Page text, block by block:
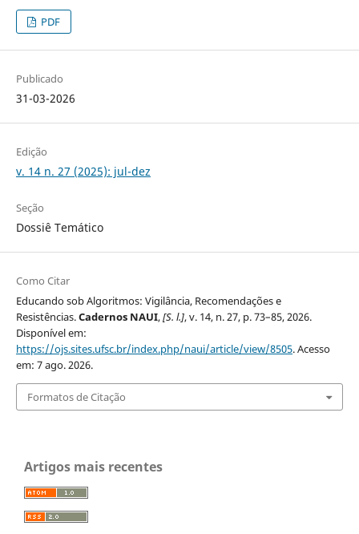
PDF
Publicado
31-03-2026
Edição
v. 14 n. 27 (2025): jul-dez
Seção
Dossiê Temático
Como Citar
Educando sob Algoritmos: Vigilância, Recomendações e
Resistências.Cadernos NAUI,[S. l.], v. 14, n. 27, p. 73–85, 2026.
Disponível em:
https://ojs.sites.ufsc.br/index.php/naui/article/view/8505. Acesso
em: 7 ago. 2026.
Formatos de Citação
Artigos mais recentes